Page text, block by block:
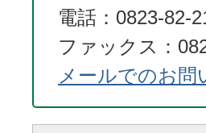
電話：0823-82-
ファックス：
メールでのお問